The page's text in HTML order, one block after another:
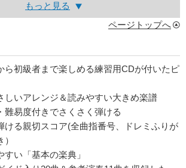
もっと見る
ページトップへ
ら初級者まで楽しめる練習用CDが付いたピ
しいアレンジ＆読みやすい大きめ楽譜
難易度付きでさくさく弾ける
ける親切スコア(全曲指番号、ドレミふりが
すい「基本の楽典」